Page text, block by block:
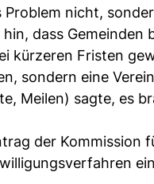
nicht,
dass Gemeinden
kürzeren Fristen
sondern eine
Meilen) sagte, es
der Kommission